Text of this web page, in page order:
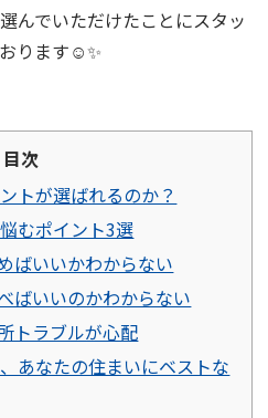
んでいただけたことにスタッ
ります☺️✨
目次
トが選ばれるのか？
むポイント3選
ばいいかわからない
ばいいのかわからない
トラブルが心配
あなたの住まいにベストな